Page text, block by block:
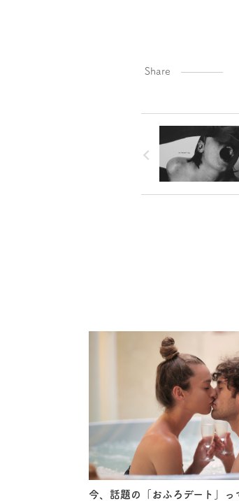
Share
今、話題の「おふろデート」っ